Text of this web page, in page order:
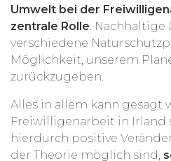
Umwelt bei der
zentrale Rolle. Nachhaltige
verschiedene
Möglichkeit, unserem
zurückzugeben.
Alles in allem kann gesagt
Freiwilligenarbeit in Irland
hierdurch positive
der Theorie möglich sind,